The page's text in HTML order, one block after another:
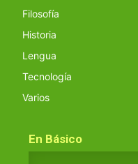
Filosofía
Historia
Lengua
Tecnología
Varios
En Básico